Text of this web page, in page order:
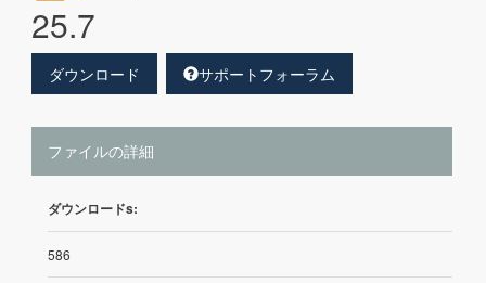
25.7
ダウンロード サポートフォーラム
ファイルの詳細
ダウンロードs:
586